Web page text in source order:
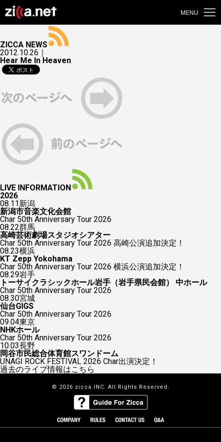
MENU
ZICCA NEWS
2012.10.26｜
Hear Me In Heaven
LIVE INFORMATION
2026
08.11新潟
新潟市音楽文化会館
Char 50th Anniversary Tour 2026
08.22群馬
高崎芸術劇場スタジオシアター
Char 50th Anniversary Tour 2026 高崎公演追加決定！
08.23横浜
KT Zepp Yokohama
Char 50th Anniversary Tour 2026 横浜公演追加決定！
08.29岩手
トーサイクラシックホール岩手（岩手県民会館） 中ホール
Char 50th Anniversary Tour 2026
08.30宮城
仙台GIGS
Char 50th Anniversary Tour 2026
09.04東京
NHKホール
Char 50th Anniversary Tour 2026
10.03長野
岡谷市民総合体育館スワンドーム
UNAGI ROCK FESTIVAL 2026 Char出演決定！
過去のライブ情報はこちら
© 2026 zicca.INC. All Rights Reserved.